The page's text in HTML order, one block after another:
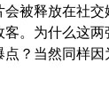
被释放在社
。为什么这
？当然同样